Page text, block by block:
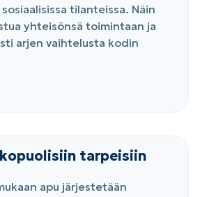
tilanteissa. Näin
yhteisönsä toimintaan ja
arjen vaihtelusta kodin
tarpeisiin
apu järjestetään